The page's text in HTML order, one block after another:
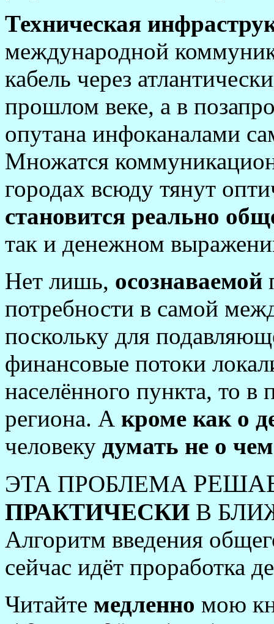
Техническая
международной
кабель через
прошлом веке, а в
опутана инфоканалами
Множатся
городах всюду тянут
становится реально
так и денежном
Нет лишь, осознаваемой
потребности в самой
поскольку для
финансовые потоки
населённого пункта, то в
региона. А кроме как о
человеку думать не о чем
ЭТА ПРОБЛЕМА
ПРАКТИЧЕСКИ В
Алгоритм введения
сейчас идёт проработка
Читайте медленно мою